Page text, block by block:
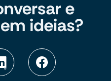
e
ideias?